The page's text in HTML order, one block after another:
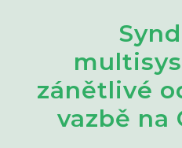
zánětlivé
vazbě na